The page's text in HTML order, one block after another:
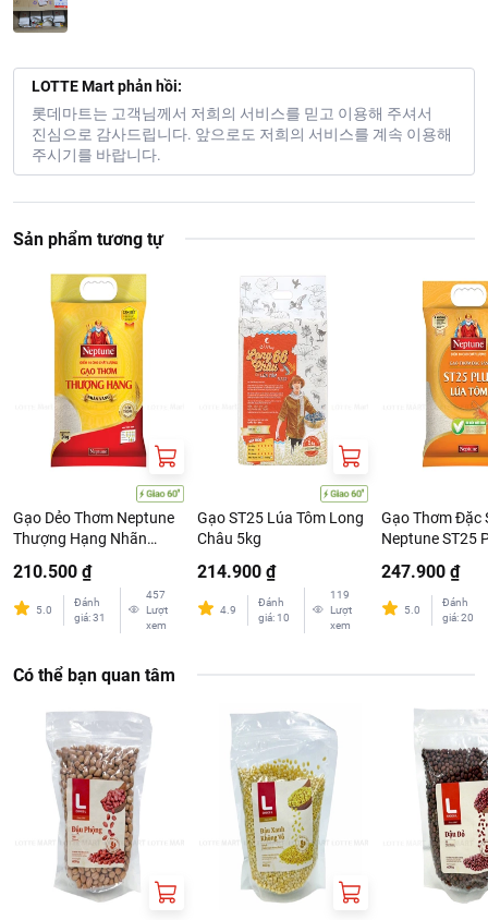
LOTTE Mart phản hồi:
롯데마트는 고객님께서 저희의 서비스를 믿고 이용해 주셔서
진심으로 감사드립니다. 앞으로도 저희의 서비스를 계속 이용해
주시기를 바랍니다.
Sản phẩm tương tự
Gạo Dẻo Thơm Neptune
Thượng Hạng Nhãn
210.500 ₫
5.0
Đánh
giá:31
457
Lượt
xem
Gạo ST25 Lúa Tôm Long
Châu 5kg
214.900 ₫
4.9
Đánh
giá: 10
119
Lượt
xem
Gạo Thơm Đặc
Neptune ST25
247.900 ₫
5.0
Đánh
giá:20
Có thể bạn quan tâm